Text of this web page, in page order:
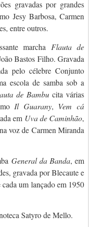
gravadas por grandes
Jesy Barbosa, Carmen
entre outros.
marcha Flauta de
Bastos Filho. Gravada
pelo célebre Conjunto
escola de samba sob a
de Bambucita várias
Il Guarany, Vem cá
em Uva de Caminhão,
voz de Carmen Miranda
General da Banda, em
gravada por Blecaute e
um lançado em 1950
Satyro de Mello.